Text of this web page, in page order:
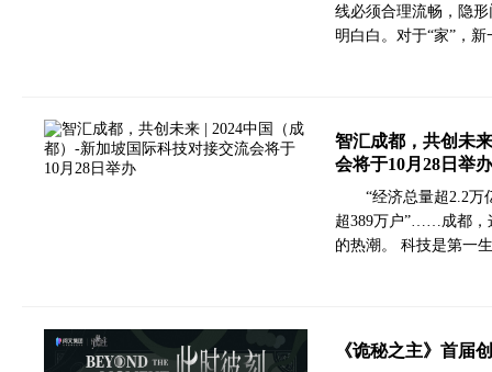
线必须合理流畅，隐
明白白。对于“家”，
智汇成都，共创未
会将于10月28日举办
“经济总量超2.2万
超389万户”……成都，
的热潮。 科技是第一
《诡秘之主》首届